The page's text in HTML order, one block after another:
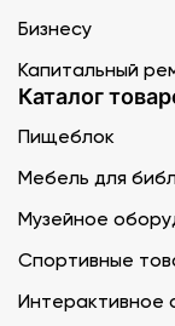
Бизнесу
Капитальный
Каталог
Пищеблок
Мебель для
Музейное
Спортивные
Интерактивное